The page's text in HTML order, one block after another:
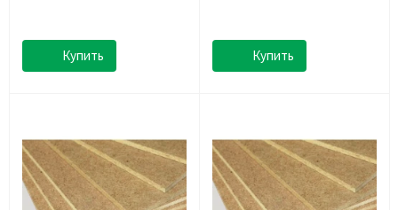
Купить Купить